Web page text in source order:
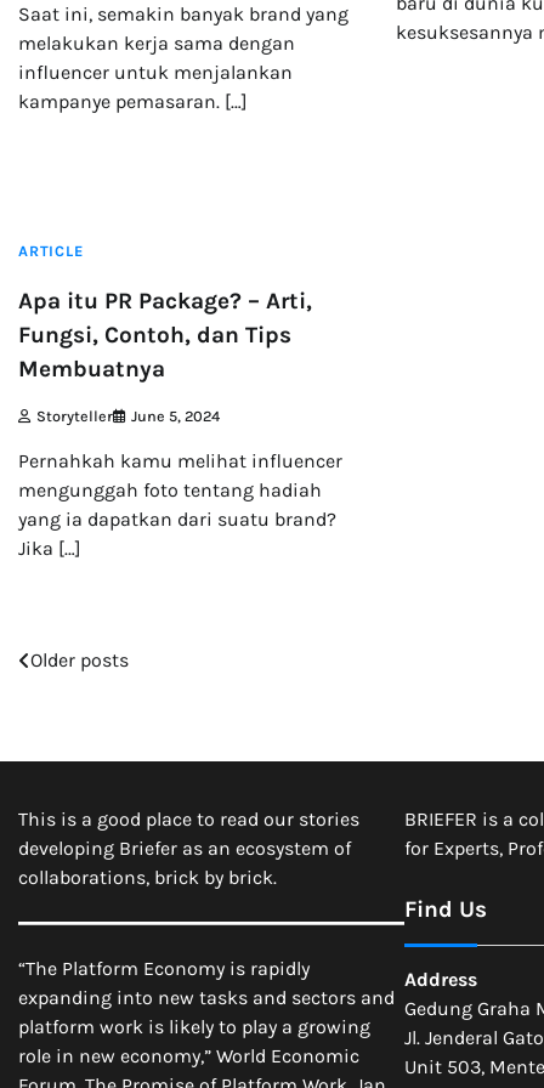
Saat ini, semakin banyak brand yang
melakukan kerja sama dengan
influencer untuk menjalankan
kampanye pemasaran. […]
kesuksesannya
ARTICLE
Apa itu PR Package? – Arti,
Fungsi, Contoh, dan Tips
Membuatnya
Storyteller June 5, 2024
Pernahkah kamu melihat influencer
mengunggah foto tentang hadiah
yang ia dapatkan dari suatu brand?
Jika […]
Posts
Older posts
This is a good place to read our stories
developing Briefer as an ecosystem of
collaborations, brick by brick.
“The Platform Economy is rapidly
expanding into new tasks and sectors and
platform work is likely to play a growing
role in new economy,” World Economic
BRIEFER is a
for Experts,
Find Us
Address
Gedung Graha
Jl. Jenderal
Unit 503,